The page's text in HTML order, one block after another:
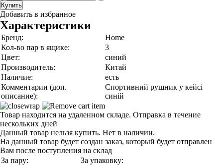
Купить
Добавить в избранное
Характеристики
Бренд:
Home
Кол-во пар в ящике:
3
Цвет:
синий
Производитель:
Китай
Наличие:
есть
Комментарии (доп.
описание):
Спортивний рушник у кейсі
синій
Товар находится на удаленном складе. Отправка в течение
нескольких дней
Данный товар нельзя купить. Нет в наличии.
На данный товар будет создан заказ, который будет отправлен
Вам после поступления на склад
За пару:
За упаковку: